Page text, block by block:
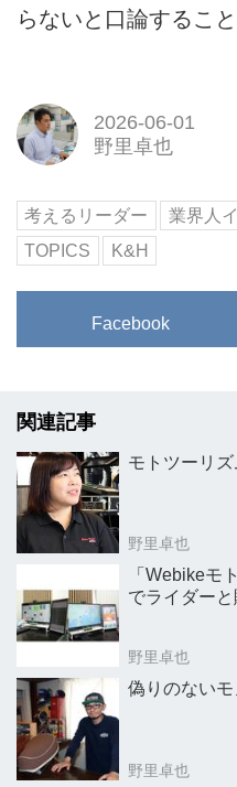
らないと口論するこ
2026-06-01
野里卓也
考えるリーダー 業界人
TOPICS
K&H
Facebook
関連記事
モトツーリ
野里卓也
「Webikeモ
でライダー
野里卓也
野里卓也